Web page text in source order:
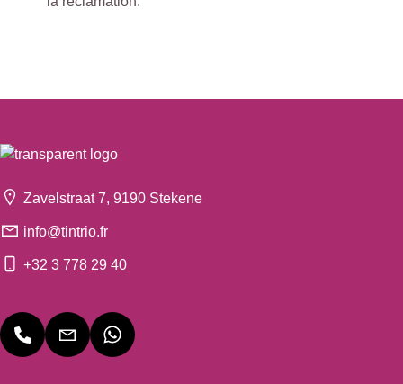
Zavelstraat 7, 9190 Stekene
info@tintrio.fr
+32 3 778 29 40